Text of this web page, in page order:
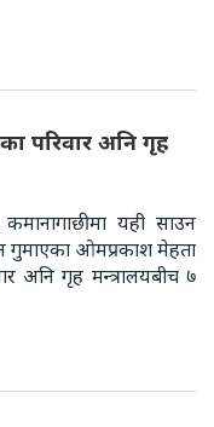
परिवार अनि गृह
यही साउन
गुमाएका ओमप्रकाश मेहता
अनि गृह मन्त्रालयबीच ७